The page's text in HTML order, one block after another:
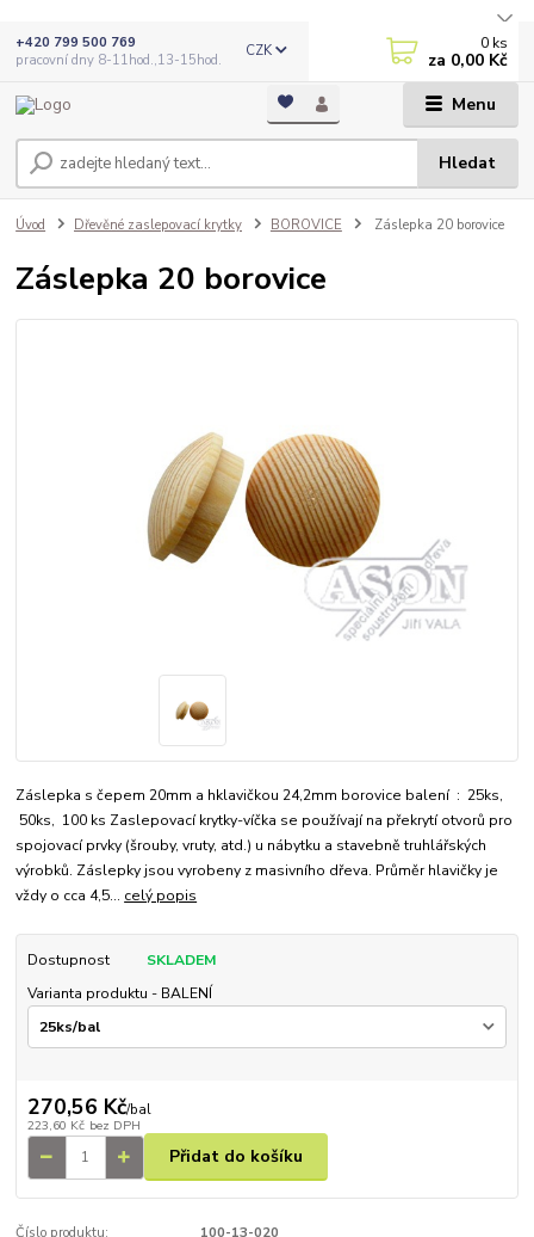
Menu
CZK
Hledat
+420 799 500 769
pracovní dny 8-11hod.,13-15hod.
0 ks
za 0,00 Kč
Úvod Dřevěné zaslepovací krytky BOROVICE Záslepka 20 borovice
Záslepka 20 borovice
Záslepka s čepem 20mm a hklavičkou 24,2mm borovice balení : 25ks,
50ks, 100 ks Zaslepovací krytky-víčka se používají na překrytí otvorů pro
spojovací prvky (šrouby, vruty, atd.) u nábytku a stavebně truhlářských
výrobků. Záslepky jsou vyrobeny z masivního dřeva. Průměr hlavičky je
vždy o cca 4,5... celý popis
Dostupnost
SKLADEM
Varianta produktu - BALENÍ
270,56 Kč/bal
223,60 Kč bez DPH
Přidat do košíku
Číslo produktu:
100-13-020